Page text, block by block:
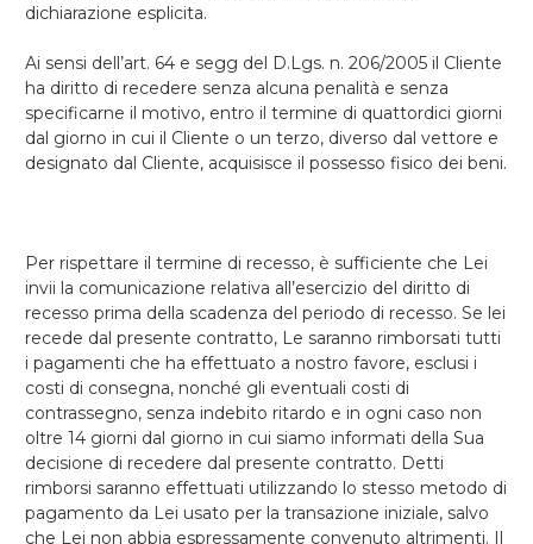
dichiarazione esplicita.
Ai sensi dell’art. 64 e segg del D.Lgs. n. 206/2005 il Cliente
ha diritto di recedere senza alcuna penalità e senza
specificarne il motivo, entro il termine di quattordici giorni
dal giorno in cui il Cliente o un terzo, diverso dal vettore e
designato dal Cliente, acquisisce il possesso fisico dei beni.
Per rispettare il termine di recesso, è sufficiente che Lei
invii la comunicazione relativa all’esercizio del diritto di
recesso prima della scadenza del periodo di recesso. Se lei
recede dal presente contratto, Le saranno rimborsati tutti
i pagamenti che ha effettuato a nostro favore, esclusi i
costi di consegna, nonché gli eventuali costi di
contrassegno, senza indebito ritardo e in ogni caso non
oltre 14 giorni dal giorno in cui siamo informati della Sua
decisione di recedere dal presente contratto. Detti
rimborsi saranno effettuati utilizzando lo stesso metodo di
pagamento da Lei usato per la transazione iniziale, salvo
che Lei non abbia espressamente convenuto altrimenti. Il